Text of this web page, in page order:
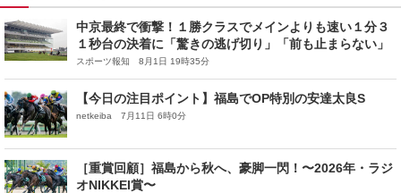
中京最終で衝撃！１勝クラスでメインよりも速い１分３
１秒台の決着に「驚きの逃げ切り」「前も止まらない」
スポーツ報知 8月1日 19時35分
【今日の注目ポイント】福島でOP特別の安達太良S
netkeiba 7月11日 6時0分
［重賞回顧］福島から秋へ、豪脚一閃！〜2026年・ラジ
オNIKKEI賞〜